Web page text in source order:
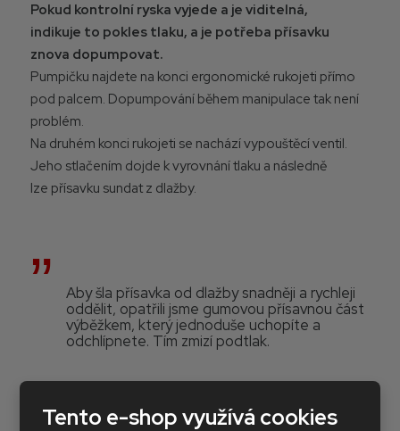
Tento e-shop využívá cookies
Pokud kontrolní ryska vyjede a je viditelná,
indikuje to pokles tlaku, a je potřeba přísavku
znova dopumpovat.
Pumpičku najdete na konci ergonomické rukojeti přímo
pod palcem. Dopumpování během manipulace tak není
problém.
Na druhém konci rukojeti se nachází vypouštěcí ventil.
Jeho stlačením dojde k vyrovnání tlaku a následně
lze přísavku sundat z dlažby.
Aby šla přísavka od dlažby snadněji a rychleji
oddělit, opatřili jsme gumovou přísavnou část
výběžkem, který jednoduše uchopíte a
odchlípnete. Tím zmizí podtlak.
Na okrajích přísavné plochy je trojvrstvá bariéra, která